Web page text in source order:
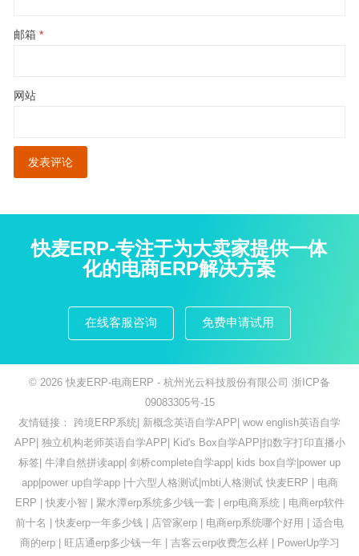
邮箱 *
网站
快麦ERP-专注于为大卖家提供一体
化的电商ERP解决方案
在线客服咨询 免费申请试用
© 2026 快麦ERP-电商ERP - 杭州光云科技股份有限公司 浙ICP备
09083305号-15
友情链接： 跨境ERP系统 新概念英语自学APP wow english英语自学
APP 独立机构老师英语自学APP Kid's Box自学APP 扣数字打印直播小
标签 牛津自然拼读app 剑桥complete自学app kids box自学 power up
app| power up自学app| 十六型人格测试| mbti人格测试 快麦ERP
电商
ERP
快麦小智 聚水潭erp系统多少钱一套 erp电商系统| 电商erp软件
前十名
快麦erp一年多少钱 店管家erp 电商erp系统哪个好用
适合电
商的erp| 旺店通erp多少钱一年| 吉客云erp收费怎么样| PowerUp学习